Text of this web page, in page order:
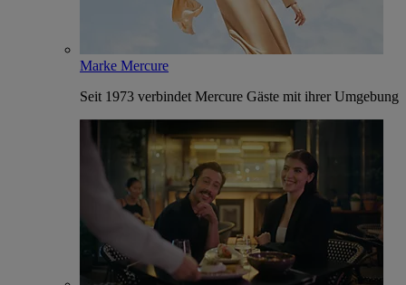
Marke Mercure
Seit 1973 verbindet Mercure Gäste mit ihrer Umgebung